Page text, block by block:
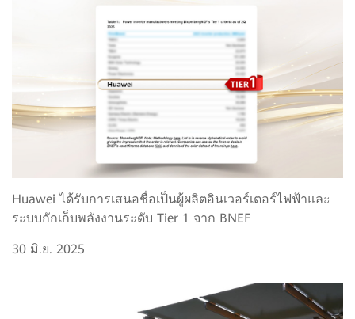
Huawei ได้รับการเสนอชื่อเป็นผู้ผลิตอินเวอร์เตอร์ไฟฟ้าและ
ระบบกักเก็บพลังงานระดับ Tier 1 จาก BNEF
30 มิ.ย. 2025